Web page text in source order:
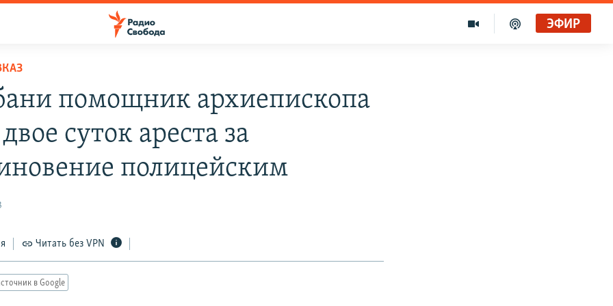
ЭФИР
помощник архиепископа
суток ареста за
полицейским
Читать без VPN
в Google